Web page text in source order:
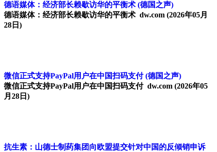
德语媒体：经济部长赖歇访华的平衡术 (德国之声)
德语媒体：经济部长赖歇访华的平衡术 dw.com (2026年05月
28日)
微信正式支持PayPal用户在中国扫码支付 (德国之声)
微信正式支持PayPal用户在中国扫码支付 dw.com (2026年05
月28日)
抗生素：山德士制药集团向欧盟提交针对中国的反倾销申诉